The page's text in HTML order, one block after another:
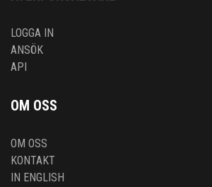
LOGGA IN
ANSÖK
API
OM OSS
OM OSS
KONTAKT
IN ENGLISH